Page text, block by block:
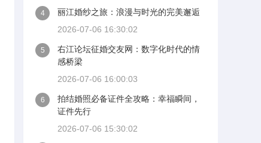
4
丽江婚纱之旅：浪漫与时光的完美邂逅
2026-07-06 16:30:02
5
右江论坛征婚交友网：数字化时代的情
感桥梁
2026-07-06 16:00:03
6
拍结婚照必备证件全攻略：幸福瞬间，
证件先行
2026-07-06 15:30:02